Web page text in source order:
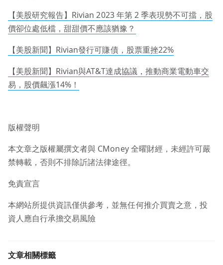
【美股研究報告】Rivian 2023 年第 2 季表現勢不可擋，股
價卻位處低檔，甜甜價不應該猶豫？
【美股新聞】Rivian發行可賺債，股票重挫22%
【美股新聞】Rivian與AT&T達成協議，推動商業電動車交
易，股價飆漲14%！
版權聲明
本文章之版權屬撰文者與 CMoney 全曜財經，未經許可嚴
禁轉載，否則不排除訢諸法律途徑。
免責宣言
本網站所提供資訊僅供參考，並無任何推介買賣之意，投
資人應自行承擔交易風險
文章相關標籤